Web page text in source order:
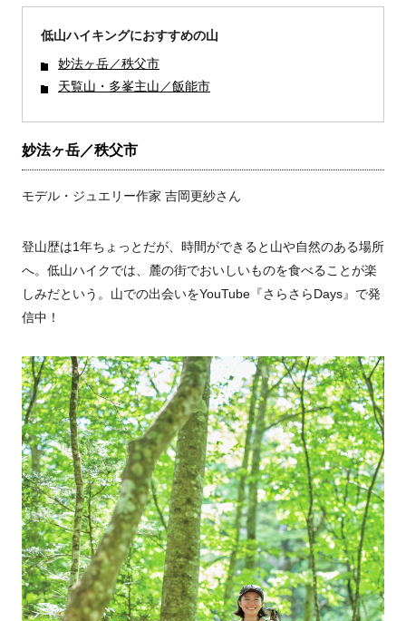
低山ハイキングにおすすめの山
妙法ヶ岳／秩父市
天覧山・多峯主山／飯能市
妙法ヶ岳／秩父市
モデル・ジュエリー作家 吉岡更紗さん
登山歴は1年ちょっとだが、時間ができると山や自然のある場所
へ。低山ハイクでは、麓の街でおいしいものを食べることが楽
しみだという。山での出会いをYouTube『さらさらDays』で発
信中！